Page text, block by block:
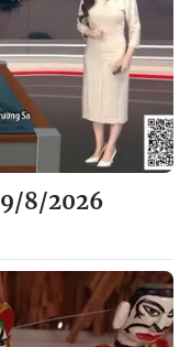
8/2026